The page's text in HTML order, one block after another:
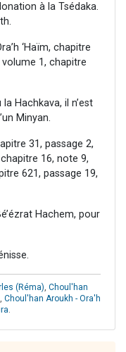
à la Tsédaka.
‘Haïm, chapitre
volume 1, chapitre
Hachkava, il n’est
Minyan.
31, passage 2,
16, note 9,
621, passage 19,
Hachem, pour
(Réma), Choul'han
, Choul'han Aroukh - Ora'h
.